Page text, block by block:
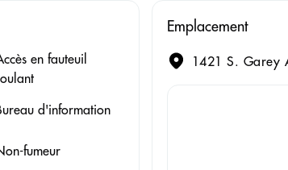
en fauteuil
d'information
fumeur
Emplacement
1421 S. Garey